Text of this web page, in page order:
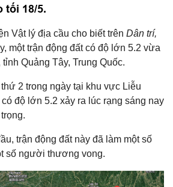
tối 18/5.
Vật lý địa cầu cho biết trên Dân trí,
một trận động đất có độ lớn 5.2 vừa
Quảng Tây, Trung Quốc.
2 trong ngày tại khu vực Liễu
độ lớn 5.2 xảy ra lúc rạng sáng nay
trận động đất này đã làm một số
số người thương vong.